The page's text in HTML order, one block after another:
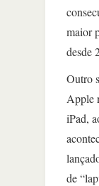
maior
desde
Outro
Apple
iPad,
de